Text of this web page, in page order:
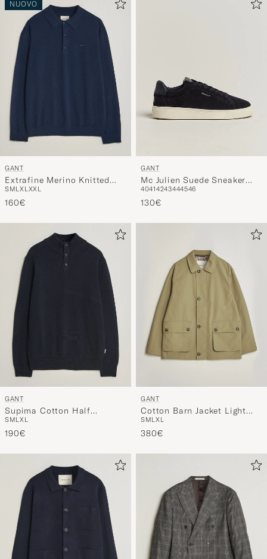
NUOVO
GANT
Extrafine Merino Knitted
Polo Marine
SMLXLXXL
160€
GANT
Mc Julien Suede Sneaker
Dark Blue
40414243444546
130€
GANT
Supima Cotton Half
Buttoned Neck Evening Blue
SMLXL
190€
GANT
Cotton Barn Jacket Light
Taupe
SMLXL
380€